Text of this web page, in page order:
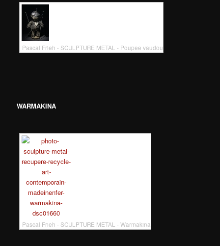
Pascal Frieh - SCULPTURE METAL - Poupee vaudou
WARMAKINA
Pascal Frieh - SCULPTURE METAL - Warmakina